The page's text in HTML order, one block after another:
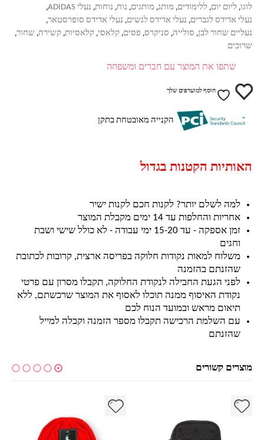
לוגו, ליום יום, ללימודים, מותג, מותגים, נוח, נוחות, נעלי ADIDAS ,
נעלי אדידס לגברים, נעלי אדידס לנשים, נעלי אדידס סופרסטאר,
נעליים שחור לבן, סולייה, סניקרס, פסים, קלאסי, קלאסיות, קשירה, שחור,
שרוכים
שתפו את המוצר עם חברים ומשפחה
הוסף למועדפים שלך
הקנייה מאובטחת בתקן
האותיות הקטנות בגדול
למה לשלם יותר? לקנות חכם לקנות ישיר
אחריות והחלפות עד 14 ימים מקבלת המוצר
זמן אספקה - עד 15-20 ימי עבודה - לא כולל שישי ושבת
וחגים
משלוח למאות נקודות חלוקה בפריסה ארצית, קרובות לכתובת
שהזנתם בהזמנה
לפני הגעת החבילה לנקודת החלוקה, תקבלו מסרון עם פרטי
נקודת האיסוף ממנה תוכלו לאסוף את המוצר שרכשתם, ללא
תיאום מראש ובמועד הנוח לכם
עם השלמת הרכישה תקבלו מספר הזמנה וקבלה למייל
שהזנתם
מוצרים קשורים